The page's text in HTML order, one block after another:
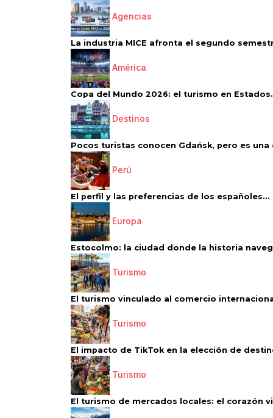
Agencias
La industria MICE afronta el segundo
América
Copa del Mundo 2026: el turismo en
Destinos
Pocos turistas conocen Gdańsk, pero es una
Perú
El perfil y las preferencias de los españoles...
Europa
Estocolmo: la ciudad donde la historia
Turismo
El turismo vinculado al comercio
Turismo
El impacto de TikTok en la elección de
Turismo
El turismo de mercados locales: el corazón